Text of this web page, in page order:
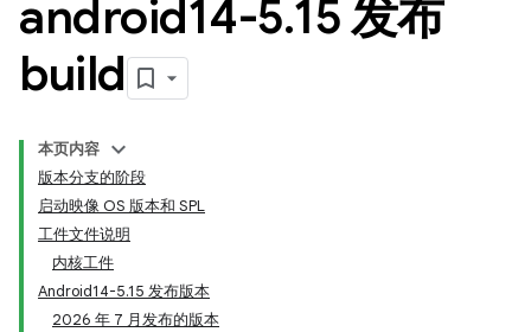
android14-5.15 发布
build
本页内容
版本分支的阶段
启动映像 OS 版本和 SPL
工件文件说明
内核工件
Android14-5.15 发布版本
2026 年 7 月发布的版本